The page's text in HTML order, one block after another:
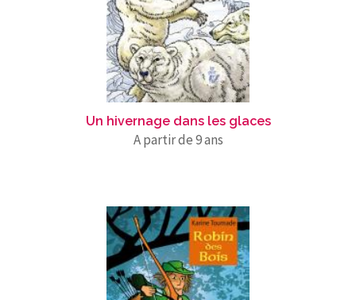
Un hivernage dans les glaces
A partir de 9 ans